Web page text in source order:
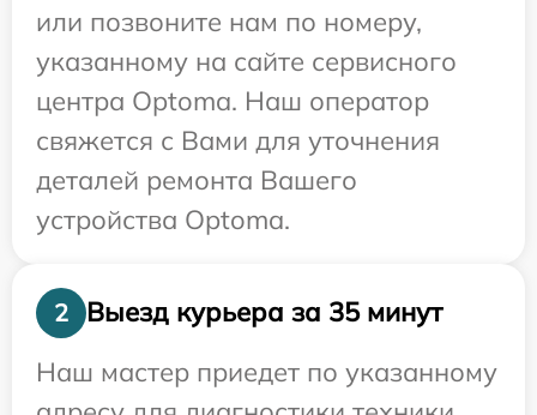
или позвоните нам по номеру,
указанному на сайте сервисного
центра Optoma. Наш оператор
свяжется с Вами для уточнения
деталей ремонта Вашего
устройства Optoma.
2
Выезд курьера за 35 минут
Наш мастер приедет по указанному